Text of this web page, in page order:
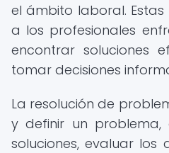
el ámbito laboral.
a los profesionales
encontrar soluciones
tomar decisiones
La resolución de
y definir un problema,
soluciones, evaluar los